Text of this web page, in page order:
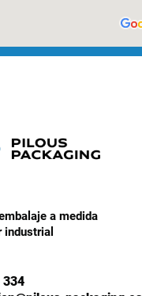
a medida
industrial
334